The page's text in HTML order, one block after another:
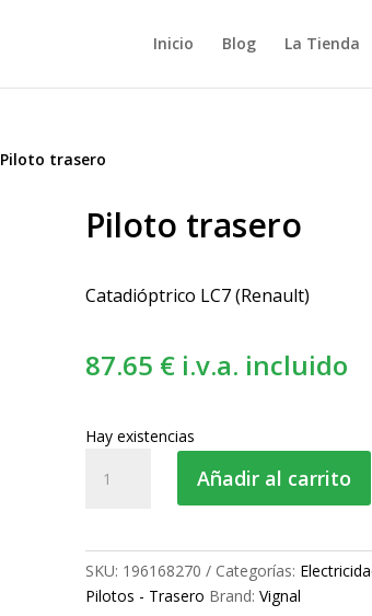
Inicio Blog La Tienda
Piloto trasero
Piloto trasero
Catadióptrico LC7 (Renault)
87.65 € i.v.a. incluido
Hay existencias
trasero
Añadir al carrito
SKU: 196168270 Categorías:
Pilotos - Trasero Brand: Vignal